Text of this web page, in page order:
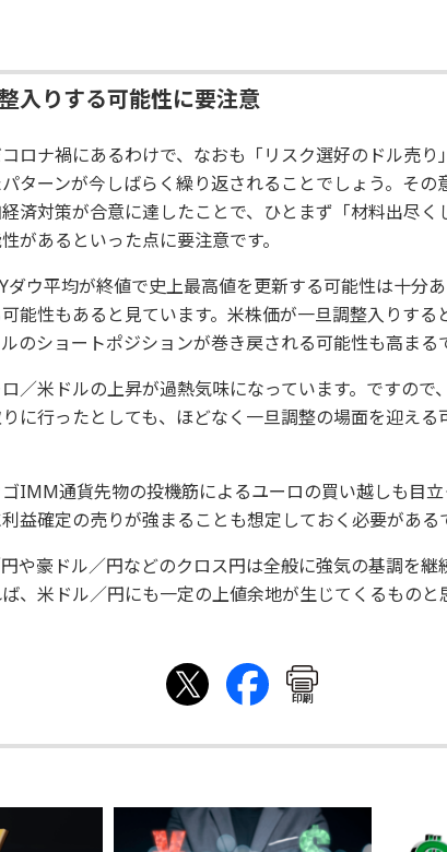
入りする可能性に要注意
ロナ禍にあるわけで、なおも「リスク選好のドル売り
ターンが今しばらく繰り返されることでしょう。その
済対策が合意に達したことで、ひとまず「材料出尽く
があるといった点に要注意です。
ダウ平均が終値で史上最高値を更新する可能性は十分
能性もあると見ています。米株価が一旦調整入りする
のショートポジションが巻き戻される可能性も高まる
／米ドルの上昇が過熱気味になっています。ですので
に行ったとしても、ほどなく一旦調整の場面を迎える
IMM通貨先物の投機筋によるユーロの買い越しも目立
益確定の売りが強まることも想定しておく必要がある
や豪ドル／円などのクロス円は全般に強気の基調を継
、米ドル／円にも一定の上値余地が生じてくるものと
印刷